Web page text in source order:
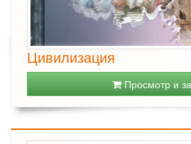
Цивилизация
Просмотр и